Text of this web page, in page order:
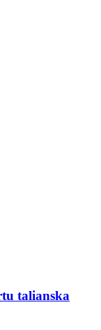
talianska